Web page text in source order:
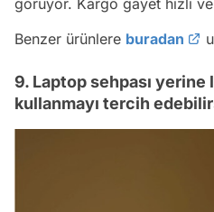
Benzer ürünlere buradan
9. Laptop sehpası yerine
kullanmayı tercih